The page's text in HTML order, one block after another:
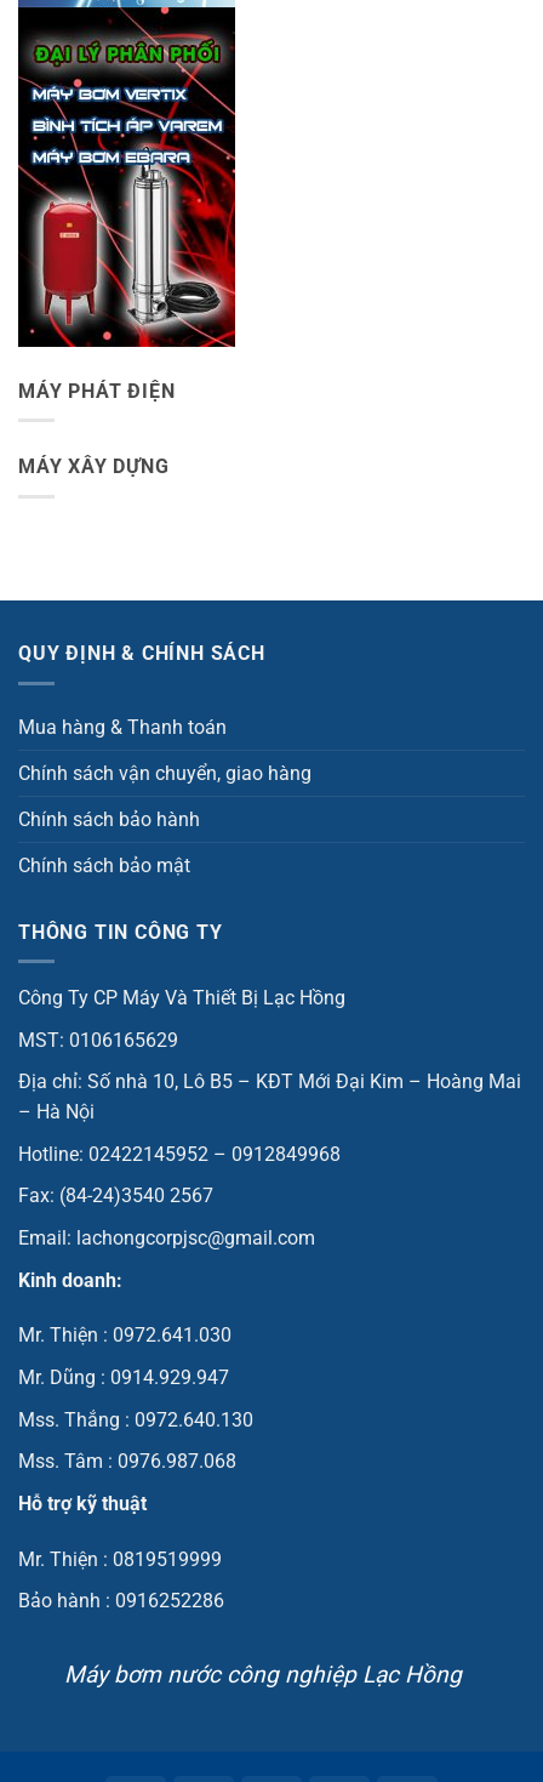
MÁY PHÁT ĐIỆN
MÁY XÂY DỰNG
QUY ĐỊNH & CHÍNH SÁCH
Mua hàng & Thanh toán
Chính sách vận chuyển, giao hàng
Chính sách bảo hành
Chính sách bảo mật
THÔNG TIN CÔNG TY
Công Ty CP Máy Và Thiết Bị Lạc Hồng
MST: 0106165629
Địa chỉ: Số nhà 10, Lô B5 – KĐT Mới Đại Kim – Hoàng Mai
– Hà Nội
Hotline: 02422145952 – 0912849968
Fax: (84-24)3540 2567
Email: lachongcorpjsc@gmail.com
Kinh doanh:
Mr. Thiện : 0972.641.030
Mr. Dũng : 0914.929.947
Mss. Thắng : 0972.640.130
Mss. Tâm : 0976.987.068
Hỗ trợ kỹ thuật
Mr. Thiện : 0819519999
Bảo hành : 0916252286
Máy bơm nước công nghiệp Lạc Hồng